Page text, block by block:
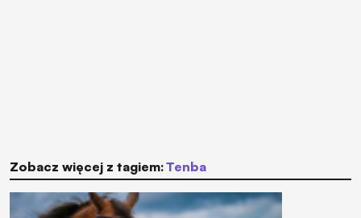
Zobacz więcej z tagiem: Tenba